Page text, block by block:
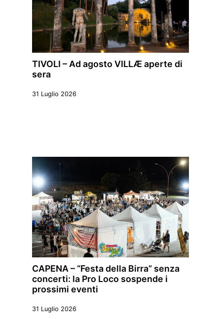
TIVOLI – Ad agosto VILLÆ aperte di
sera
31 Luglio 2026
CAPENA – “Festa della Birra” senza
concerti: la Pro Loco sospende i
prossimi eventi
31 Luglio 2026